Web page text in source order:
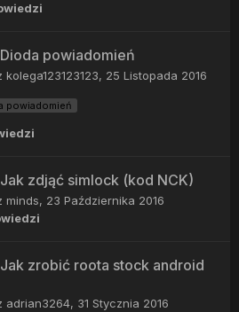
powiadomień
kolega123123123, 25 Listopada 2016
powiadomień
zdjąć simlock (kod NCK)
minds, 23 Października 2016
zrobić roota stock android
adrian3264, 31 Stycznia 2016